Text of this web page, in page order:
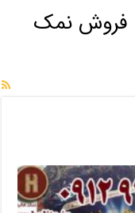
فروش نمک